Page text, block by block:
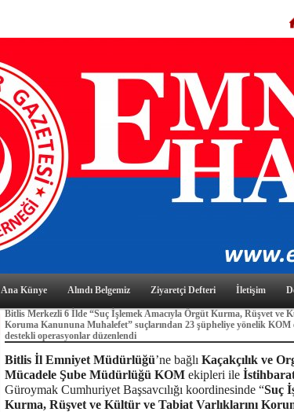
Ana Künye Alındı Belgemiz Ziyaretçi Defteri İletişim
Bitlis Merkezli 6 İlde “Suç İşlemek Amacıyla Örgüt Kurma, Rüşvet ve
Koruma Kanununa Muhalefet” suçlarından 23 şüpheliye yönelik KOM
destekli operasyonlar düzenlendi
Bitlis İl Emniyet Müdürlüğü’ne bağlı Kaçakçılık ve
Mücadele Şube Müdürlüğü KOM ekipleri ile
Güroymak Cumhuriyet Başsavcılığı koordinesinde “Suç
Kurma, Rüşvet ve Kültür ve Tabiat Varlıklarını